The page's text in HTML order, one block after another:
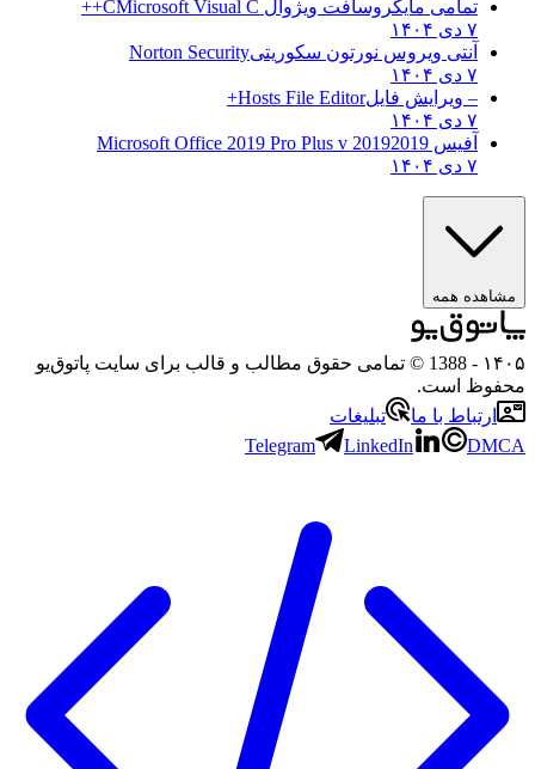
تمامی مایکروسافت ویژوال C Microsoft Visual C++
۷ دی ۱۴۰۴
آنتی ویروس نورتون سکوریتیNorton Security
۷ دی ۱۴۰۴
– ویرایش فایلHosts File Editor+
۷ دی ۱۴۰۴
آفیس 2019 2019 Microsoft Office 2019 Pro Plus v
۷ دی ۱۴۰۴
مشاهده همه
۱۴۰۵
- 1388 © تمامی حقوق مطالب و قالب برای سایت پاتوق‌یو
محفوظ است.
ارتباط با ما
تبلیغات
Telegram
LinkedIn DMCA